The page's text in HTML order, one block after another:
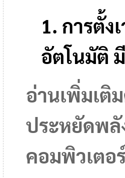
1. การตั้ง
อัตโนมัติ
อ่านเพิ่มเติ
ประหยัดพลั
คอมพิวเตอ